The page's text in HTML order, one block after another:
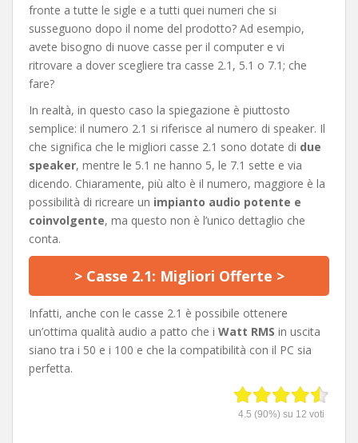
fronte a tutte le sigle e a tutti quei numeri che si
susseguono dopo il nome del prodotto? Ad esempio,
avete bisogno di nuove casse per il computer e vi
ritrovare a dover scegliere tra casse 2.1, 5.1 o 7.1; che
fare?
In realtà, in questo caso la spiegazione è piuttosto
semplice: il numero 2.1 si riferisce al numero di speaker. Il
che significa che le migliori casse 2.1 sono dotate di due
speaker, mentre le 5.1 ne hanno 5, le 7.1 sette e via
dicendo. Chiaramente, più alto è il numero, maggiore è la
possibilità di ricreare un impianto audio potente e
coinvolgente, ma questo non è l’unico dettaglio che
conta.
> Casse 2.1: Migliori Offerte >
Infatti, anche con le casse 2.1 è possibile ottenere
un’ottima qualità audio a patto che i Watt RMS in uscita
siano tra i 50 e i 100 e che la compatibilità con il PC sia
perfetta.
4.5 (90%) su 12 voti